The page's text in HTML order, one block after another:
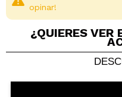
opinar!
¿QUIERES VER